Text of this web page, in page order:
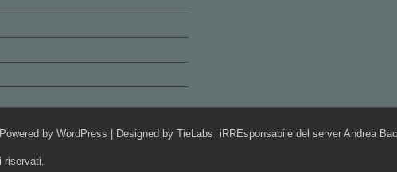
Powered by WordPress | Designed by TieLabs iRREsponsabile del server Andrea
riservati.